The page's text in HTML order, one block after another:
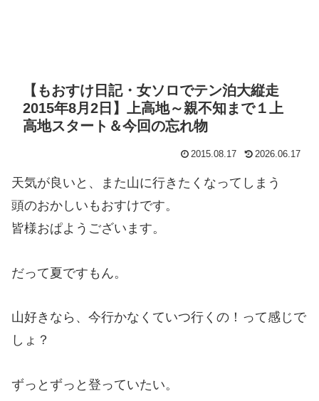
【もおすけ日記・女ソロでテン泊大縦走
2015年8月2日】上高地～親不知まで１上
高地スタート＆今回の忘れ物
2015.08.17 2026.06.17
天気が良いと、また山に行きたくなってしまう
頭のおかしいもおすけです。
皆様おぱようございます。
だって夏ですもん。
山好きなら、今行かなくていつ行くの！って感じで
しょ？
ずっとずっと登っていたい。